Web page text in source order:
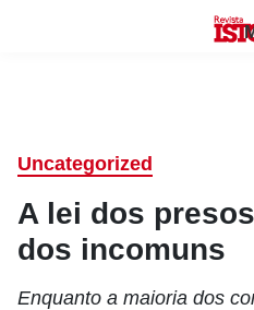
Uncategorized
A lei dos
dos incomuns
Enquanto a maioria dos